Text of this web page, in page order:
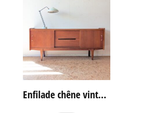
Enfilade chêne vintage portes coulissantes